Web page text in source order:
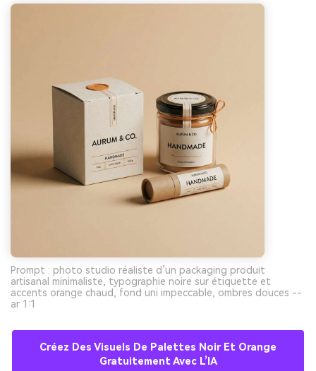
Prompt : photo studio réaliste d’un packaging produit
artisanal minimaliste, typographie noire sur étiquette et
accents orange chaud, fond uni impeccable, ombres douces --
ar 1:1
Créez Des Visuels De Palettes Noir Et Orange
Gratuitement Avec L’IA